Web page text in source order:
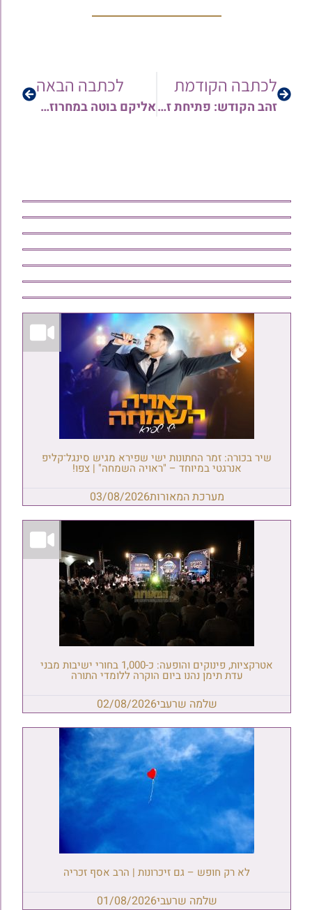
לכתבה הקודמת
זהב הקודש: פתיחת זמן אלול בישיבת 'נזר ישראל' – מודיעין עילית, בראשות הגר"מ עוזרי שליט"א
לכתבה הבאה
אליקם בוטה במחרוזת 'הברכה מתימן' | האזינו!
שיר בכורה: זמר החתונות ישי שפירא מגיש סינגל־קליפ
אנרגטי במיוחד – "ראויה השמחה" | צפו!
מערכת המאורות03/08/2026
אטרקציות, פינוקים והופעה: כ-1,000 בחורי ישיבות מבני
עדת תימן נהנו ביום הוקרה ללומדי התורה
שלמה שרעבי02/08/2026
לא רק חופש – גם זיכרונות | הרב אסף זכריה
שלמה שרעבי01/08/2026